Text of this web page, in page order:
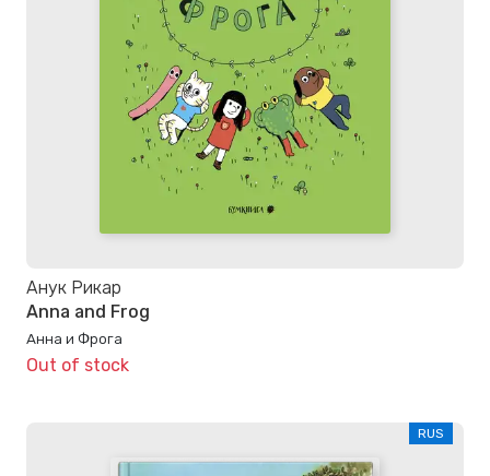
Анук Рикар
Anna and Frog
Анна и Фрога
Out of stock
RUS